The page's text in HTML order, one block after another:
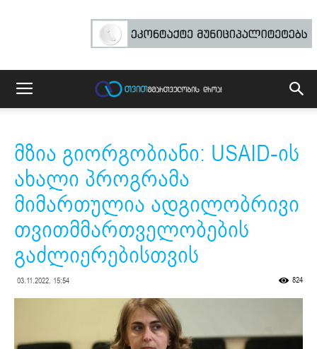
მზია გიორგობიანი: USAID-ის
ახალი პროგრამა
მიმართულია ადგილობრივი
თვითმმართველობების
გაძლიერებისთვის
03.11.2022. 15:54 824